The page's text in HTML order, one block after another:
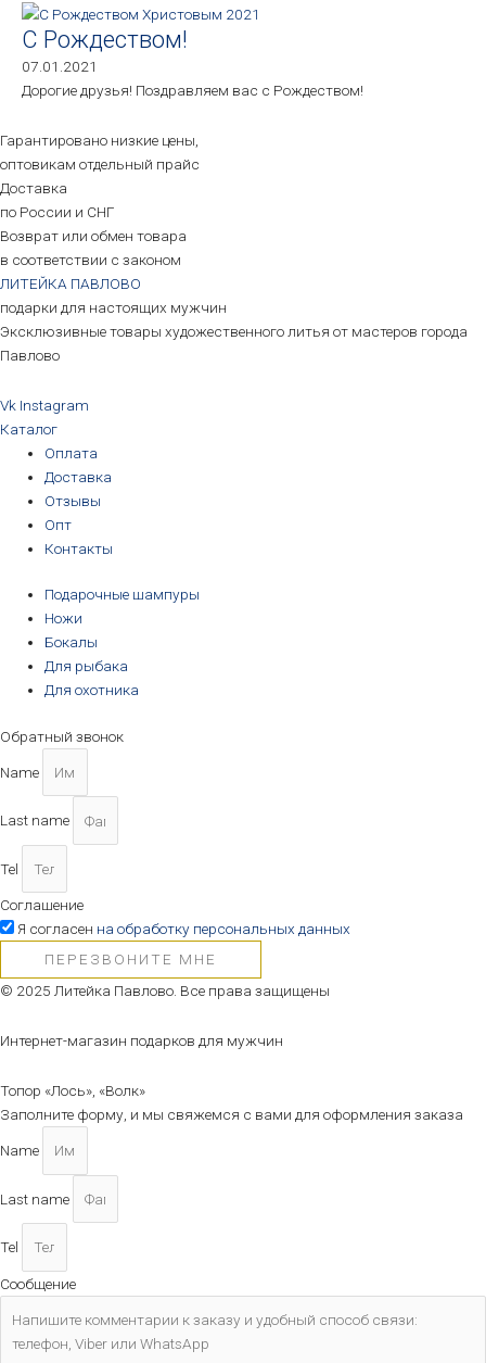
С Рождеством!
07.01.2021
Дорогие друзья! Поздравляем вас с Рождеством!
Гарантировано низкие цены,
оптовикам отдельный прайс
Доставка
по России и СНГ
Возврат или обмен товара
в соответствии с законом
ЛИТЕЙКА ПАВЛОВО
подарки для настоящих мужчин
Эксклюзивные товары художественного литья от мастеров города
Павлово
Vk Instagram
Каталог
Оплата
Доставка
Отзывы
Опт
Контакты
Подарочные шампуры
Ножи
Бокалы
Для рыбака
Для охотника
Обратный звонок
Name
Last name
Tel
Соглашение
Я согласен на обработку персональных данных
ПЕРЕЗВОНИТЕ МНЕ
© 2025 Литейка Павлово. Все права защищены
Интернет-магазин подарков для мужчин
Топор «Лось», «Волк»
Заполните форму, и мы свяжемся с вами для оформления заказа
Name
Last name
Tel
Сообщение